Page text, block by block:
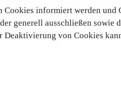
Cookies informiert werden und
generell ausschließen sowie
Deaktivierung von Cookies